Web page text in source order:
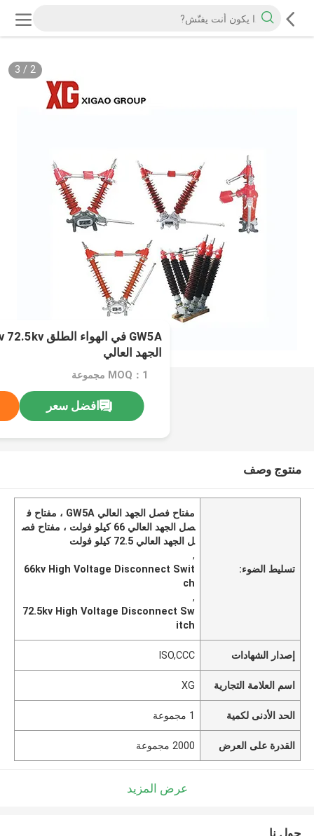
2
/
3
الجهد العالي
MOQ：1 مجموعة
افضل سعر
منتوج وصف
تسليط الضوء:
مفتاح فصل الجهد العالي GW5A ، مفتاح ف
صل الجهد العالي 66 كيلو فولت ، مفتاح فص
ل الجهد العالي 72.5 كيلو فولت
,
66kv High Voltage Disconnect Swit
ch
,
72.5kv High Voltage Disconnect Sw
itch
إصدار الشهادات ISO,CCC
اسم العلامة التجارية XG
الحد الأدنى لكمية 1 مجموعة
القدرة على العرض 2000 مجموعة
عرض المزيد